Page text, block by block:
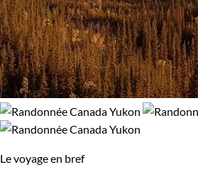
Le voyage en bref